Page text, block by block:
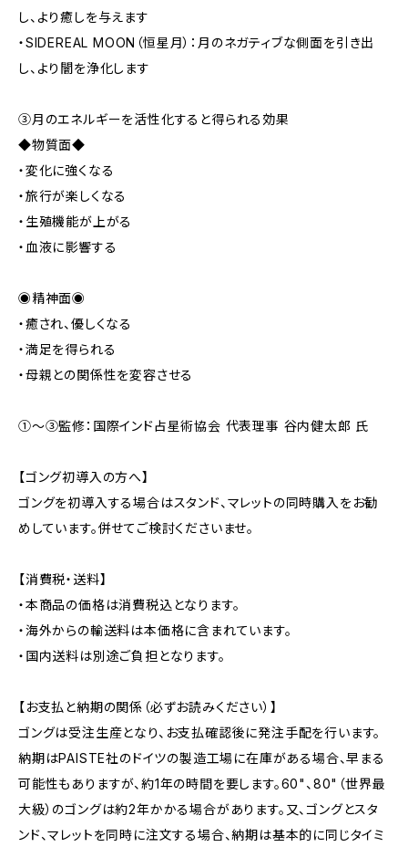
し、より癒しを与えます
・SIDEREAL MOON（恒星月）：月のネガティブな側面を引き出
し、より闇を浄化します
③月のエネルギーを活性化すると得られる効果
◆物質面◆
・変化に強くなる
・旅行が楽しくなる
・生殖機能が上がる
・血液に影響する
◉精神面◉
・癒され、優しくなる
・満足を得られる
・母親との関係性を変容させる
①〜③監修：国際インド占星術協会 代表理事 谷内健太郎 氏
【ゴング初導入の方へ】
ゴングを初導入する場合はスタンド、マレットの同時購入をお勧
めしています。併せてご検討くださいませ。
【消費税・送料】
・本商品の価格は消費税込となります。
・海外からの輸送料は本価格に含まれています。
・国内送料は別途ご負担となります。
【お支払と納期の関係（必ずお読みください）】
ゴングは受注生産となり、お支払確認後に発注手配を行います。
納期はPAISTE社のドイツの製造工場に在庫がある場合、早まる
可能性もありますが、約1年の時間を要します。60"、80"（世界最
大級）のゴングは約2年かかる場合があります。又、ゴングとスタ
ンド、マレットを同時に注文する場合、納期は基本的に同じタイミ